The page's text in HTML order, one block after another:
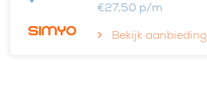
€27,50 p/m
Bekijk aanbieding